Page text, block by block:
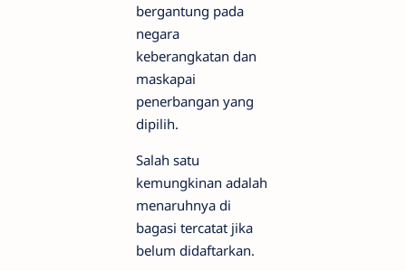
bergantung pada
negara
keberangkatan dan
maskapai
penerbangan yang
dipilih.
Salah satu
kemungkinan adalah
menaruhnya di
bagasi tercatat jika
belum didaftarkan.